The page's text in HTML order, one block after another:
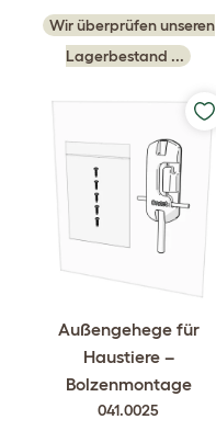
Wir überprüfen unseren
Lagerbestand ...
Außengehege für
Haustiere –
Bolzenmontage
041.0025